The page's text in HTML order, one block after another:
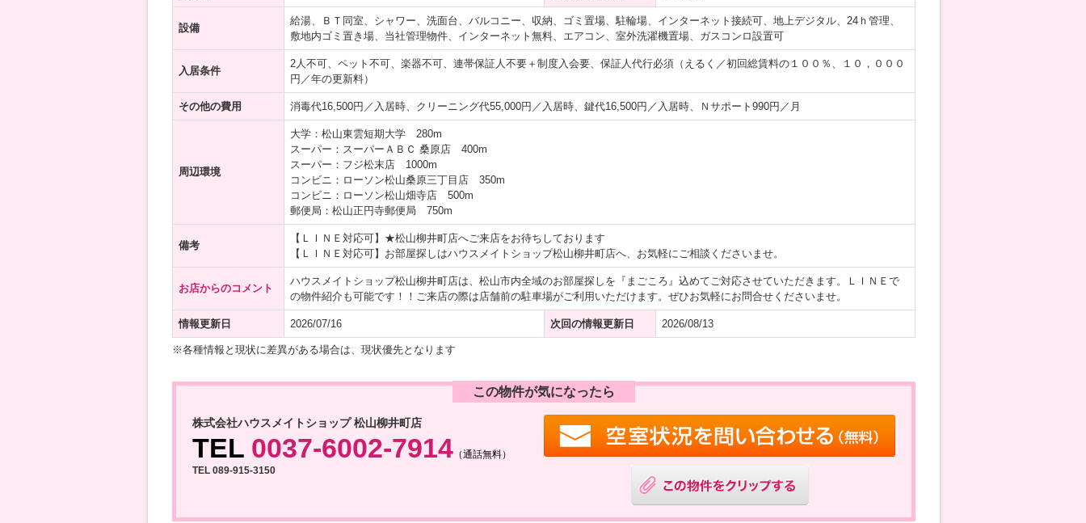
設備
給湯、ＢＴ同室、シャワー、洗面台、バルコニー、収納、ゴミ置場、駐輪場、インターネット接続可、地上デジタル、24ｈ管理、
敷地内ゴミ置き場、当社管理物件、インターネット無料、エアコン、室外洗濯機置場、ガスコンロ設置可
入居条件
2人不可、ペット不可、楽器不可、連帯保証人不要＋制度入会要、保証人代行必須（えるく／初回総賃料の１００％、１０，０００
円／年の更新料）
その他の費用 消毒代16,500円／入居時、クリーニング代55,000円／入居時、鍵代16,500円／入居時、Ｎサポート990円／月
周辺環境
大学：松山東雲短期大学 280m
スーパー：スーパーＡＢＣ 桑原店 400m
スーパー：フジ松末店 1000m
コンビニ：ローソン松山桑原三丁目店 350m
コンビニ：ローソン松山畑寺店 500m
郵便局：松山正円寺郵便局 750m
備考
【ＬＩＮＥ対応可】★松山柳井町店へご来店をお待ちしております
【ＬＩＮＥ対応可】お部屋探しはハウスメイトショップ松山柳井町店へ、お気軽にご相談くださいませ。
お店からのコメント
ハウスメイトショップ松山柳井町店は、松山市内全域のお部屋探しを『まごころ』込めてご対応させていただきます。ＬＩＮＥで
の物件紹介も可能です！！ご来店の際は店舗前の駐車場がご利用いただけます。ぜひお気軽にお問合せくださいませ。
情報更新日 2026/07/16 次回の情報更新日 2026/08/13
※各種情報と現状に差異がある場合は、現状優先となります
この物件が気になったら
株式会社ハウスメイトショップ 松山柳井町店
TEL 0037-6002-7914 （通話無料）
TEL 089-915-3150